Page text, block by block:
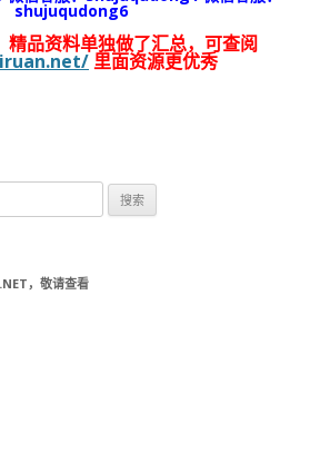
shujuqudong6
精品资料单独做了汇总，可查阅
里面资源更优秀
，敬请查看